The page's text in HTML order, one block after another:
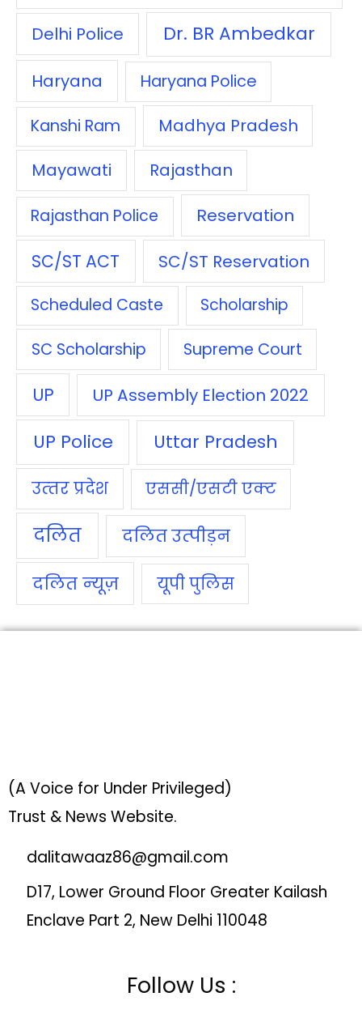
Delhi Police Dr. BR Ambedkar
Haryana Haryana Police
Kanshi Ram
Madhya Pradesh
Mayawati
Rajasthan
Rajasthan Police Reservation
SC/ST ACT SC/ST Reservation
Scheduled Caste Scholarship
SC Scholarship Supreme Court
UP UP Assembly Election 2022
UP Police Uttar Pradesh
उत्‍तर प्रदेश एससी/एसटी एक्‍ट
दलित दलित उत्‍पीड़न
दलित न्‍यूज़ यूपी पुलिस
(A Voice for Under Privileged)
Trust & News Website.
dalitawaaz86@gmail.com
D17, Lower Ground Floor Greater Kailash
Enclave Part 2, New Delhi 110048
Follow Us :